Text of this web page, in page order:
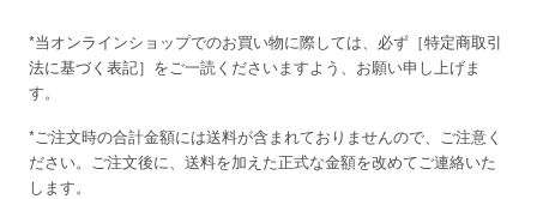
*当オンラインショップでのお買い物に際しては、必ず［特定商取引
法に基づく表記］をご一読くださいますよう、お願い申し上げま
す。
*ご注文時の合計金額には送料が含まれておりませんので、ご注意く
ださい。ご注文後に、送料を加えた正式な金額を改めてご連絡いた
します。